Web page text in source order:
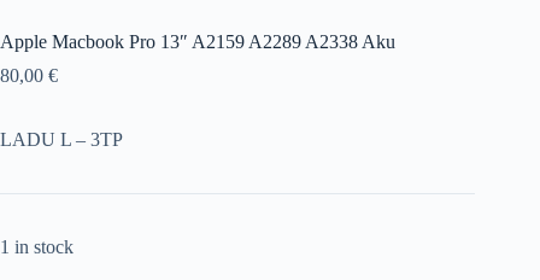
Apple Macbook Pro 13″ A2159 A2289 A2338 Aku
80,00 €
LADU L – 3TP
1 in stock